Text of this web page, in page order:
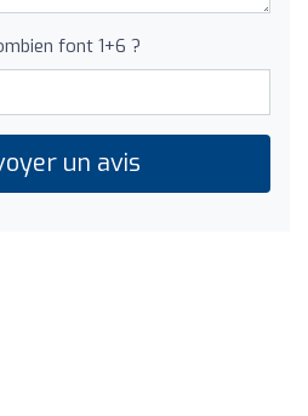
font 1+6 ?
un avis